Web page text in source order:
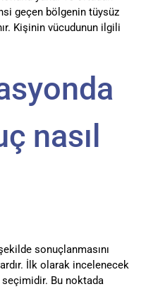
geçen bölgenin tüysüz
Kişinin vücudunun ilgili
nasıl
sonuçlanmasını
İlk olarak incelenecek
seçimidir. Bu noktada